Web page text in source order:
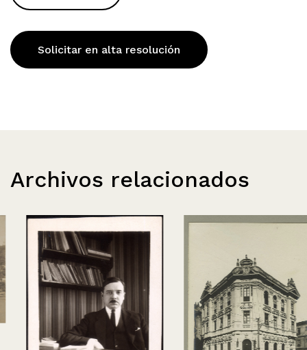
Solicitar en alta resolución
Archivos relacionados